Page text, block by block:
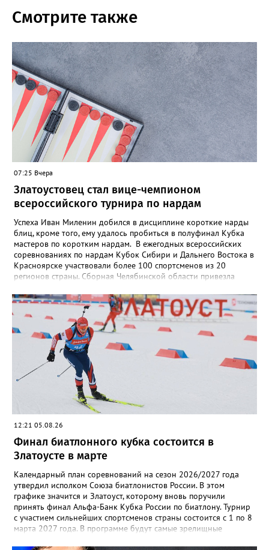
Смотрите также
07:25 Вчера
Златоустовец стал вице-чемпионом
всероссийского турнира по нардам
Успеха Иван Миленин добился в дисциплине короткие нарды
блиц, кроме того, ему удалось пробиться в полуфинал Кубка
мастеров по коротким нардам. В ежегодных всероссийских
соревнованиях по нардам Кубок Сибири и Дальнего Востока в
Красноярске участвовали более 100 спортсменов из 20
регионов страны. Сборная Челябинской области привезла
земляк, это три золота Ксении Нагаевой и Екатерины
Дроздовой из Челябинска, бронза представительницы Миасса
Ирины Зобковой и челябинца Сергея Лютова. Ещё одну
бронзу в общую копилку положила чемпионка турнира
Екатерина Дроздова.
12:21 05.08.26
Финал биатлонного кубка состоится в
Златоусте в марте
Календарный план соревнований на сезон 2026/2027 года
утвердил исполком Союза биатлонистов России. В этом
графике значится и Златоуст, которому вновь поручили
принять финал Альфа-Банк Кубка России по биатлону. Турнир
с участием сильнейших спортсменов страны состоится с 1 по 8
марта 2027 года. В программе будут самые зрелищные